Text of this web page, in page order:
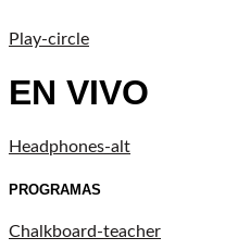
Play-circle
EN VIVO
Headphones-alt
PROGRAMAS
Chalkboard-teacher